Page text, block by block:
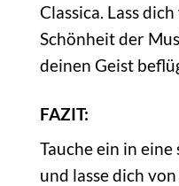
Classica. Lass
Schönheit der
deinen Geist
FAZIT:
Tauche ein in eine
und lasse dich